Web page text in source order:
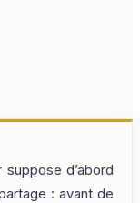
d’abord
: avant de